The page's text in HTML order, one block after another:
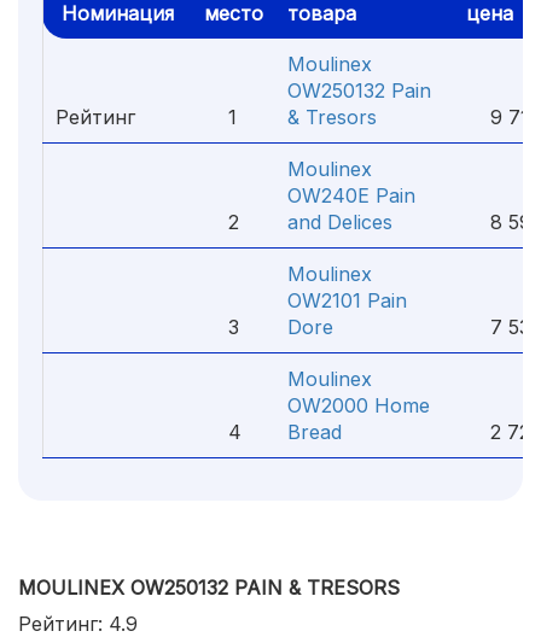
Номинация место
товара
цена
Рейтинг 1
Moulinex
OW250132 Pain
& Tresors
9
2
Moulinex
OW240E Pain
and Delices
8
3
Moulinex
OW2101 Pain
Dore
7
4
Moulinex
OW2000 Home
Bread
2
MOULINEX OW250132 PAIN & TRESORS
Рейтинг: 4.9